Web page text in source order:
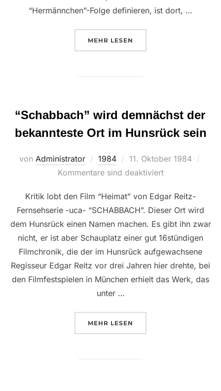
“Hermännchen”-Folge definieren, ist dort, …
MEHR ÜBER “DIE SÜSSE QUAL DER
LESEN
“Schabbach” wird demnächst der
bekannteste Ort im Hunsrück sein
von Administrator 1984
Veröffentlicht
am
11. Oktober 1984
Kommentare sind deaktiviert
Kritik lobt den Film “Heimat” von Edgar Reitz-
Fernsehserie -uca- “SCHABBACH”. Dieser Ort wird
dem Hunsrück einen Namen machen. Es gibt ihn zwar
nicht, er ist aber Schauplatz einer gut 16stündigen
Filmchronik, die der im Hunsrück aufgewachsene
Regisseur Edgar Reitz vor drei Jahren hier drehte, bei
den Filmfestspielen in München erhielt das Werk, das
unter …
MEHR ÜBER ““SCHABBACH” WIRD
LESEN